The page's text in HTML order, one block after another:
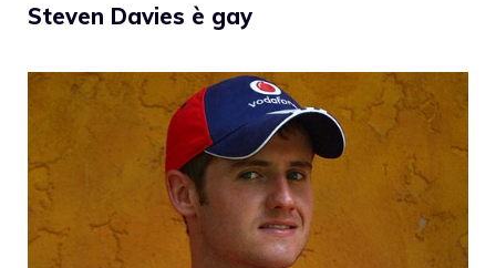
Steven Davies è gay